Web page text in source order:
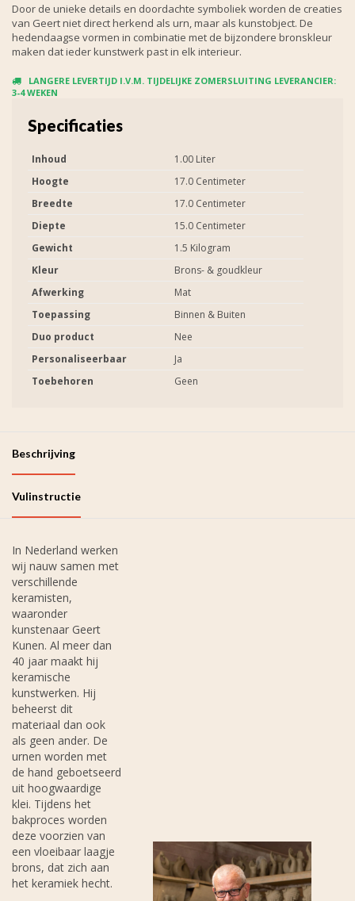
Door de unieke details en doordachte symboliek worden de creaties
van Geert niet direct herkend als urn, maar als kunstobject. De
hedendaagse vormen in combinatie met de bijzondere bronskleur
maken dat ieder kunstwerk past in elk interieur.
LANGERE LEVERTIJD I.V.M. TIJDELIJKE ZOMERSLUITING LEVERANCIER:
3-4 WEKEN
Specificaties
Inhoud
1.00 Liter
Hoogte
17.0 Centimeter
Breedte
17.0 Centimeter
Diepte
15.0 Centimeter
Gewicht
1.5 Kilogram
Kleur
Brons- & goudkleur
Afwerking
Mat
Toepassing
Binnen & Buiten
Duo product
Nee
Personaliseerbaar
Ja
Toebehoren
Geen
Beschrijving
Vulinstructie
In Nederland werken
wij nauw samen met
verschillende
keramisten,
waaronder
kunstenaar Geert
Kunen. Al meer dan
40 jaar maakt hij
keramische
kunstwerken. Hij
beheerst dit
materiaal dan ook
als geen ander. De
urnen worden met
de hand geboetseerd
uit hoogwaardige
klei. Tijdens het
bakproces worden
deze voorzien van
een vloeibaar laagje
brons, dat zich aan
het keramiek hecht.